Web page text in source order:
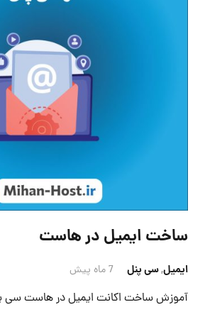
ساخت ایمیل در هاست
ایمیل,سی پنل 7 ماه پیش
آموزش ساخت اکانت ایمیل در هاست سی